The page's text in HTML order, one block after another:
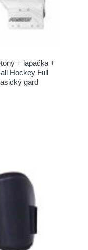
+ lapačka +
Hockey Full
gard